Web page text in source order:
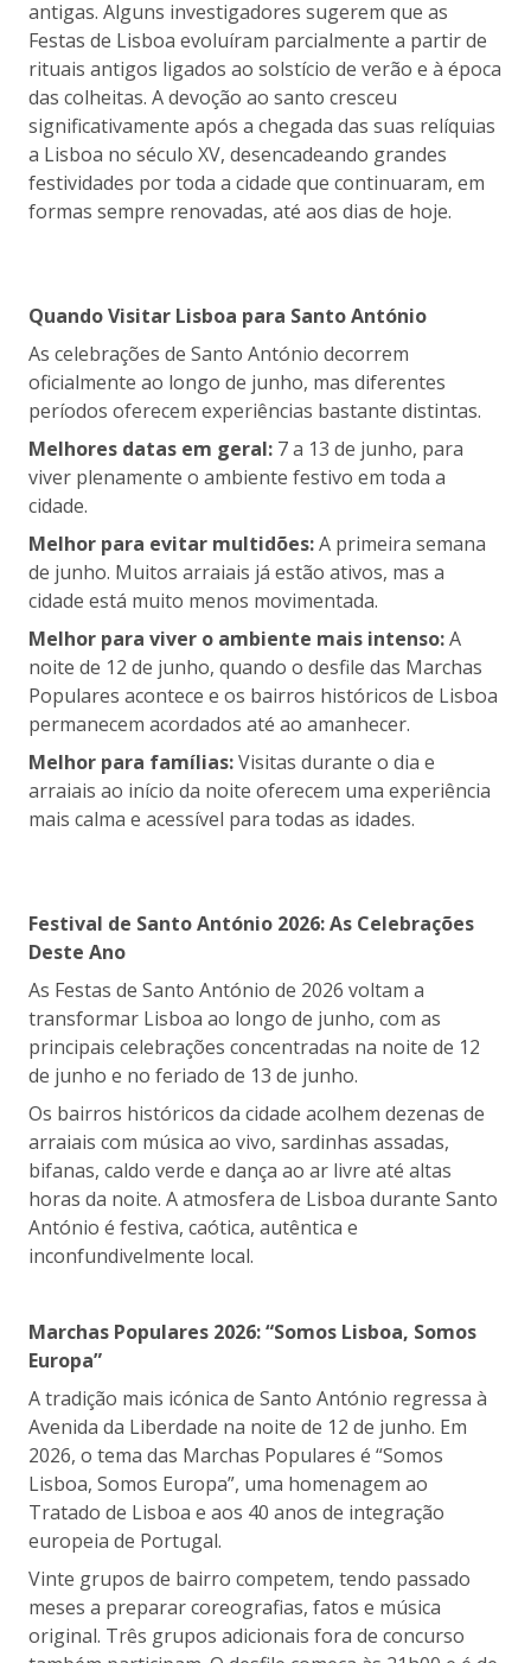
antigas. Alguns investigadores sugerem que as
Festas de Lisboa evoluíram parcialmente a partir de
rituais antigos ligados ao solstício de verão e à época
das colheitas. A devoção ao santo cresceu
significativamente após a chegada das suas relíquias
a Lisboa no século XV, desencadeando grandes
festividades por toda a cidade que continuaram, em
formas sempre renovadas, até aos dias de hoje.
Quando Visitar Lisboa para Santo António
As celebrações de Santo António decorrem
oficialmente ao longo de junho, mas diferentes
períodos oferecem experiências bastante distintas.
Melhores datas em geral: 7 a 13 de junho, para
viver plenamente o ambiente festivo em toda a
cidade.
Melhor para evitar multidões:A primeira semana
de junho. Muitos arraiais já estão ativos, mas a
cidade está muito menos movimentada.
Melhor para viver o ambiente mais intenso:A
noite de 12 de junho, quando o desfile das Marchas
Populares acontece e os bairros históricos de Lisboa
permanecem acordados até ao amanhecer.
Melhor para famílias:Visitas durante o dia e
arraiais ao início da noite oferecem uma experiência
mais calma e acessível para todas as idades.
Festival de Santo António 2026: As Celebrações
Deste Ano
As Festas de Santo António de 2026 voltam a
transformar Lisboa ao longo de junho, com as
principais celebrações concentradas na noite de 12
de junho e no feriado de 13 de junho.
Os bairros históricos da cidade acolhem dezenas de
arraiais com música ao vivo, sardinhas assadas,
bifanas, caldo verde e dança ao ar livre até altas
horas da noite. A atmosfera de Lisboa durante Santo
António é festiva, caótica, autêntica e
inconfundivelmente local.
Marchas Populares 2026: “Somos Lisboa, Somos
Europa”
A tradição mais icónica de Santo António regressa à
Avenida da Liberdade na noite de 12 de junho. Em
2026, o tema das Marchas Populares é “Somos
Lisboa, Somos Europa”, uma homenagem ao
Tratado de Lisboa e aos 40 anos de integração
europeia de Portugal.
Vinte grupos de bairro competem, tendo passado
meses a preparar coreografias, fatos e música
original. Três grupos adicionais fora de concurso